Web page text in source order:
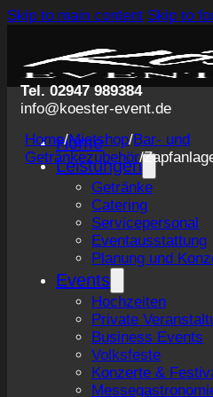
Skip to main content Skip to
Tel. 02947 989384
info@koester-event.de
Home
Leistungen
Getränke
Catering
Servicepersonal
Eventausstattung
Planung und
Events
Hochzeiten
Private
Business Events
Volksfeste
Konzerte &
Home/Mietshop/Bar- und
Getränkezubehör/